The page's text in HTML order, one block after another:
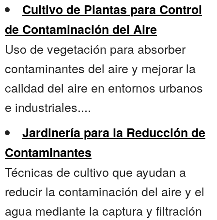
Cultivo de Plantas para Control
de Contaminación del Aire
Uso de vegetación para absorber
contaminantes del aire y mejorar la
calidad del aire en entornos urbanos
e industriales....
Jardinería para la Reducción de
Contaminantes
Técnicas de cultivo que ayudan a
reducir la contaminación del aire y el
agua mediante la captura y filtración